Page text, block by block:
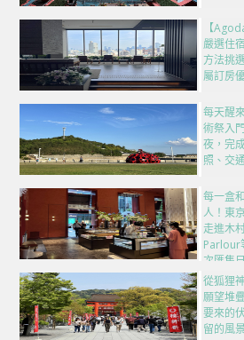
【
嚴選住
方法挑
屬訂房
每天醒
術祭入
夜，完
照、交
每一盒
人！東
走進木
Parlour
次匯集
從狐狸
願望堆
要來的
留的風